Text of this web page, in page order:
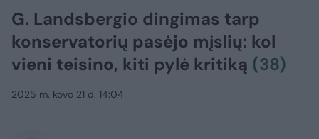
G. Landsbergio dingimas tarp
konservatorių pasėjo mįslių: kol
vieni teisino, kiti pylė kritiką (38)
2025 m. kovo 21 d. 14:04